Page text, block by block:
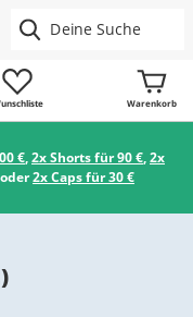
Warenkorb
€,2x Shorts für 90 €,2x
oder2x Caps für 30 €
)